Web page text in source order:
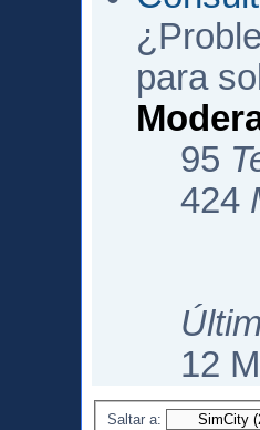
para
95
424
12
Saltar a: